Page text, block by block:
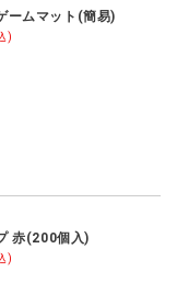
ームマット(簡易)
)
赤(200個入)
)